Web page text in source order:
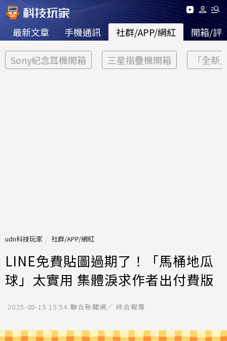
最新文章 手機通訊 社群/APP/網紅 開箱/評
Sony紀念耳機開箱 三星摺疊機開箱 「全新
udn科技玩家 社群/APP/網紅
LINE免費貼圖過期了！「馬桶地瓜
球」太實用 集體淚求作者出付費版
2025-08-15 15:54 聯合新聞網／ 綜合報導